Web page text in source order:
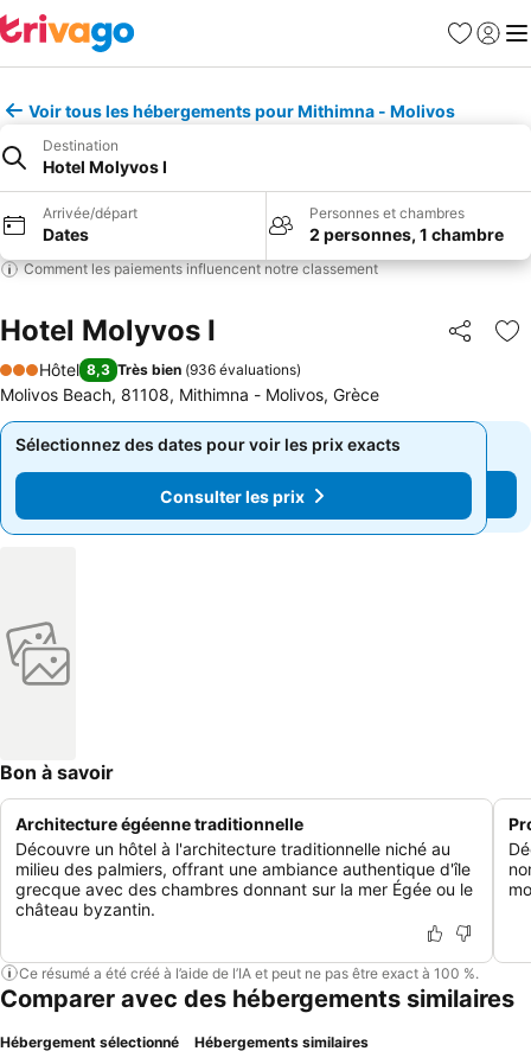
Favoris
Se
Voir tous les hébergements pour Mithimna - Molivos
Destination
Hotel Molyvos I
Arrivée/départ
Dates
Personnes et chambres
2 personnes, 1 chambre
Comment les paiements influencent notre classement
Hotel Molyvos I Partager
3 Étoiles
Hôtel 8,3 Très bien (936 évaluations)
Molivos Beach, 81108, Mithimna - Molivos, Grèce
Sélectionnez des dates pour voir les prix exacts
Consulter les prix
Sélectionnez des dates pour voir les prix exacts
Consulter les prix
Bon à savoir
Architecture égéenne traditionnelle
Découvre un hôtel à l'architecture traditionnelle niché au
milieu des palmiers, offrant une ambiance authentique d'île
grecque avec des chambres donnant sur la mer Égée ou le
château byzantin.
Ce résumé a été créé à l’aide de l’IA et peut ne pas être exact à 100 %.
Comparer avec des hébergements similaires
Hébergement sélectionné Hébergements similaires